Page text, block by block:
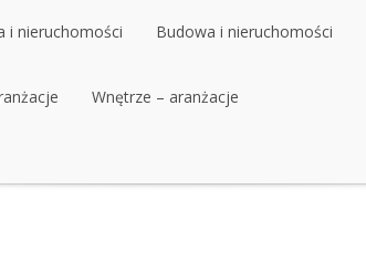
i nieruchomości
i nieruchomości
Budowa i nieruchomości
Budowa i nieruchomości
Wnętrze – aranżacje